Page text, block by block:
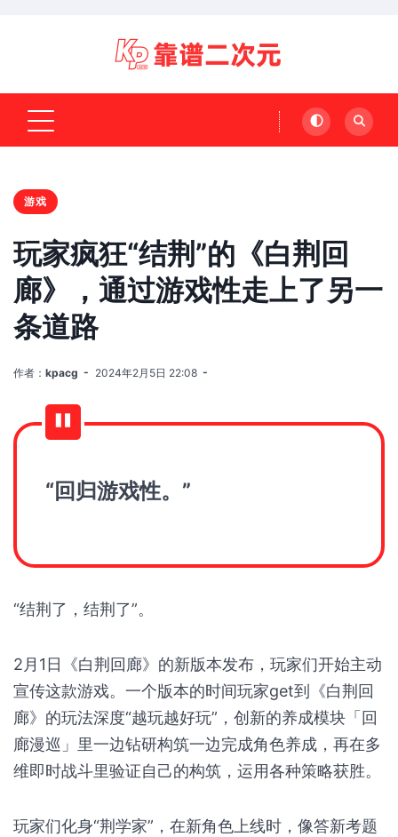
游戏
玩家疯狂“结荆”的《白荆回
廊》，通过游戏性走上了另一
条道路
作者： kpacg 2024年2月5日 22:08
“回归游戏性。”
“结荆了，结荆了”。
2月1日《白荆回廊》的新版本发布，玩家们开始主动
宣传这款游戏。一个版本的时间玩家get到《白荆回
廊》的玩法深度“越玩越好玩”，创新的养成模块「回
廊漫巡」里一边钻研构筑一边完成角色养成，再在多
维即时战斗里验证自己的构筑，运用各种策略获胜。
玩家们化身“荆学家”，在新角色上线时，像答新考题